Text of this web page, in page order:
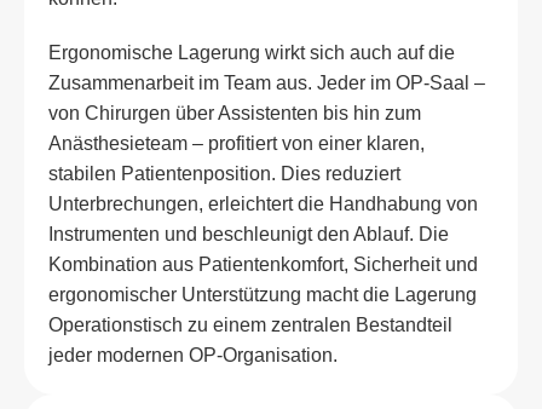
Ergonomische Lagerung wirkt sich auch auf die
Zusammenarbeit im Team aus. Jeder im OP-Saal –
von Chirurgen über Assistenten bis hin zum
Anästhesieteam – profitiert von einer klaren,
stabilen Patientenposition. Dies reduziert
Unterbrechungen, erleichtert die Handhabung von
Instrumenten und beschleunigt den Ablauf. Die
Kombination aus Patientenkomfort, Sicherheit und
ergonomischer Unterstützung macht die Lagerung
Operationstisch zu einem zentralen Bestandteil
jeder modernen OP-Organisation.